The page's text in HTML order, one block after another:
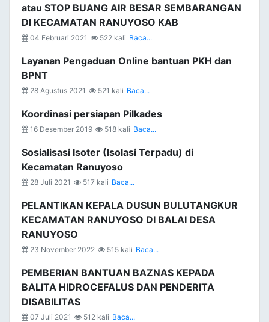
atau STOP BUANG AIR BESAR SEMBARANGAN
DI KECAMATAN RANUYOSO KAB
04 Februari 2021 522 kali Baca...
Layanan Pengaduan Online bantuan PKH dan
BPNT
28 Agustus 2021 521 kali Baca...
Koordinasi persiapan Pilkades
16 Desember 2019 518 kali Baca...
Sosialisasi Isoter (Isolasi Terpadu) di
Kecamatan Ranuyoso
28 Juli 2021 517 kali Baca...
PELANTIKAN KEPALA DUSUN BULUTANGKUR
KECAMATAN RANUYOSO DI BALAI DESA
RANUYOSO
23 November 2022 515 kali Baca...
PEMBERIAN BANTUAN BAZNAS KEPADA
BALITA HIDROCEFALUS DAN PENDERITA
DISABILITAS
07 Juli 2021 512 kali Baca...